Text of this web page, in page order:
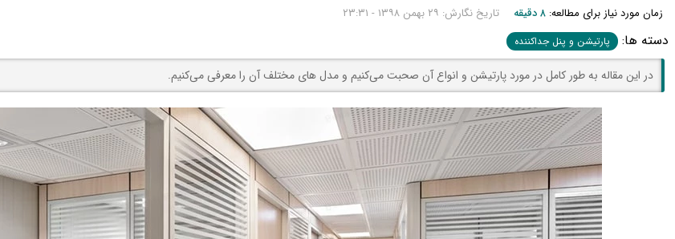
زمان مورد نیاز برای مطالعه: ۸ دقیقه تاریخ نگارش: ۲۹ بهمن ۱۳۹۸ - ۲۳:۳۱
دسته ها: پارتیشن و پنل جداکننده
در این مقاله به طور کامل در مورد پارتیشن و انواع آن صحبت می‌کنیم و مدل های مختلف آن را معرفی می‌کنیم.